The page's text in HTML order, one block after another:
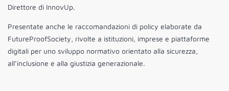
Direttore di InnovUp.
Presentate anche le raccomandazioni di policy elaborate da
FutureProofSociety, rivolte a istituzioni, imprese e piattaforme
digitali per uno sviluppo normativo orientato alla sicurezza,
all’inclusione e alla giustizia generazionale.